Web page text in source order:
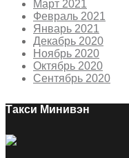
Март 2021
Февраль 2021
Январь 2021
Декабрь 2020
Ноябрь 2020
Октябрь 2020
Сентябрь 2020
Такси Минивэн